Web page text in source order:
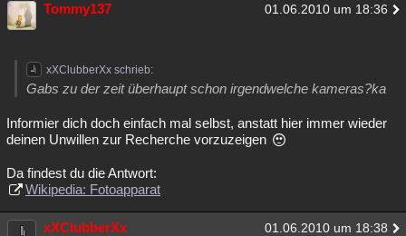
Tommy137 01.06.2010 um 18:36
xXClubberXx schrieb:
Gabs zu der zeit überhaupt schon irgendwelche kameras?ka
Informier dich doch einfach mal selbst, anstatt hier immer wieder
deinen Unwillen zur Recherche vorzuzeigen
Da findest du die Antwort:
Wikipedia: Fotoapparat
xXClubberXx 01.06.2010 um 18:38